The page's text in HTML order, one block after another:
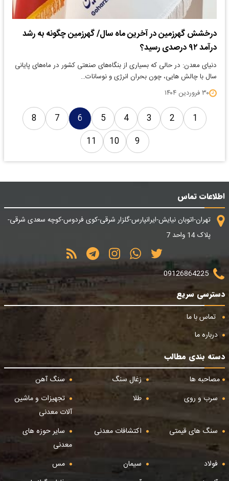
درخشش گهرزمین در آخرین ماه سال/ گهرزمین چگونه به رشد
درآمد ۹۲ درصدی رسید؟
دنیای معدن: در حالی که بسیاری از بنگاه‌های صنعتی کشور در ماه‌های پایانی
سال با چالش هایی، چون بحران انرژی و نوسانات…
۳۰ فروردین ۱۴۰۴
1
2
3
4
5
6
7
8
9
10
11
اطلاعات تماس
تهران-اتوبان نیایش-ایرانپارس-گلزار شرقی-کوی فردوس-کوچه سعدی شرقی-
پلاک 14 واحد 7
09126864225
دسترسی سریع
تماس با ما
درباره ما
دسته بندی مطالب
مصاحبه ها
زغال سنگ
سنگ آهن
سرب و روی
طلا
تجهیزات و ماشین
آلات معدنی
سنگ های قیمتی
اکتشافات معدنی
سایر حوزه های
معدنی
فولاد
سیمان
مس